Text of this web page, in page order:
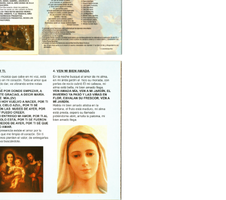
3:52
1:39
4:28
5:50
2:35